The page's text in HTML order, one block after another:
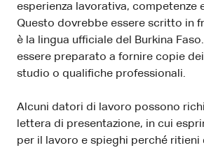
esperienza lavorativa, competenze
Questo dovrebbe essere scritto in
è la lingua ufficiale del Burkina
essere preparato a fornire copie
studio o qualifiche professionali.
Alcuni datori di lavoro possono
lettera di presentazione, in cui
per il lavoro e spieghi perché ritieni